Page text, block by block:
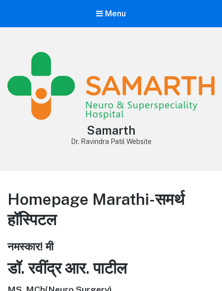
Menu
Samarth
Dr. Ravindra Patil Website
Homepage Marathi-समर्थ
हॉस्पिटल
नमस्कार! मी
डॉ. रवींद्र आर. पाटील